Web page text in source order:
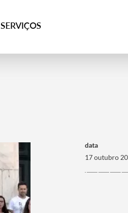
SERVIÇOS
data
17 outubro